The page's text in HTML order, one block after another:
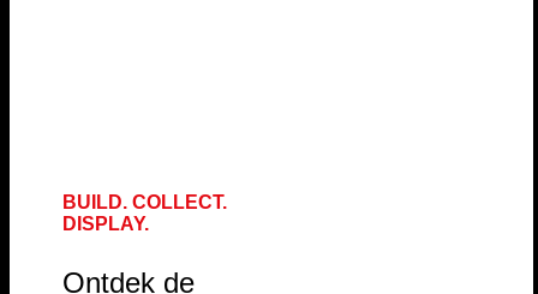
BUILD. COLLECT.
DISPLAY.
Ontdek de